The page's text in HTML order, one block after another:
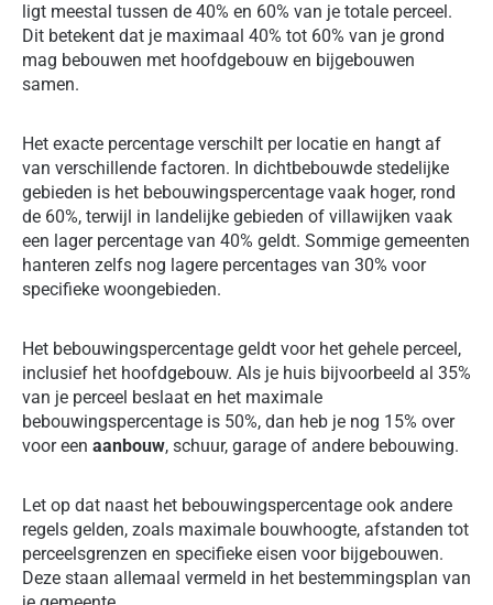
ligt meestal tussen de 40% en 60% van je totale perceel.
Dit betekent dat je maximaal 40% tot 60% van je grond
mag bebouwen met hoofdgebouw en bijgebouwen
samen.
Het exacte percentage verschilt per locatie en hangt af
van verschillende factoren. In dichtbebouwde stedelijke
gebieden is het bebouwingspercentage vaak hoger, rond
de 60%, terwijl in landelijke gebieden of villawijken vaak
een lager percentage van 40% geldt. Sommige gemeenten
hanteren zelfs nog lagere percentages van 30% voor
specifieke woongebieden.
Het bebouwingspercentage geldt voor het gehele perceel,
inclusief het hoofdgebouw. Als je huis bijvoorbeeld al 35%
van je perceel beslaat en het maximale
bebouwingspercentage is 50%, dan heb je nog 15% over
voor een aanbouw, schuur, garage of andere bebouwing.
Let op dat naast het bebouwingspercentage ook andere
regels gelden, zoals maximale bouwhoogte, afstanden tot
perceelsgrenzen en specifieke eisen voor bijgebouwen.
Deze staan allemaal vermeld in het bestemmingsplan van